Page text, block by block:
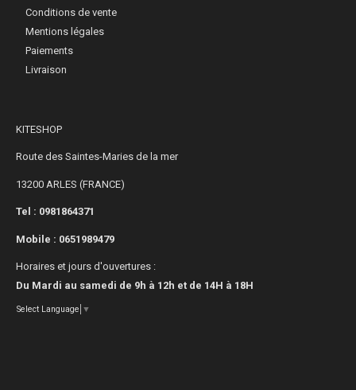
Conditions de vente
Mentions légales
Paiements
Livraison
KITESHOP
Route des Saintes-Maries de la mer
13200 ARLES (FRANCE)
Tel : 0981864371
Mobile : 0651989479
Horaires et jours d'ouvertures :
Du Mardi au samedi de 9h à 12h et de 14H à 18H
Select Language ▼